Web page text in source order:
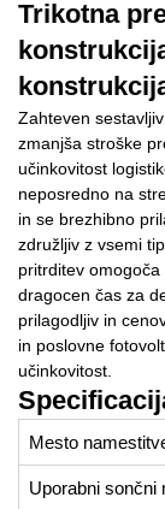
Trikotna
Zahteven
zmanjša stroške
učinkovitost
neposredno na
in se brezhibno
združljiv z vsemi
pritrditev
dragocen čas za
prilagodljiv in
in poslovne
učinkovitost.
Mesto
Uporabni sončni